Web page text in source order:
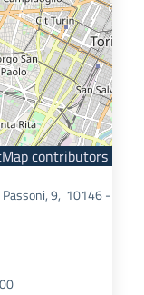
contributors
Passoni, 9, 10146 -